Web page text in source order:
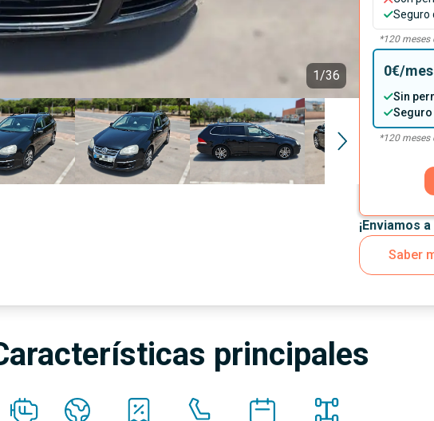
1/36
Seguro
*120meses
0€/mes
Sin
*120meses
¡Enviamos
Saber
principales